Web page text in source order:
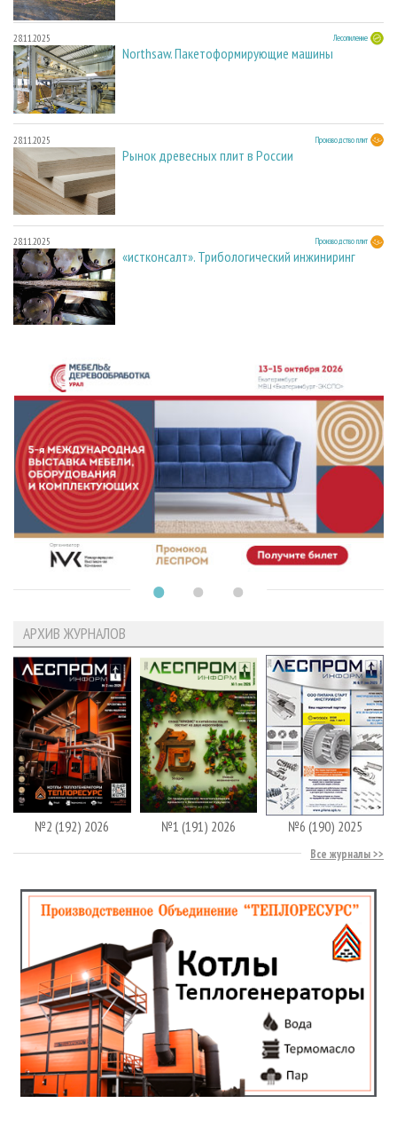
28.11.2025 Лесопиление
Northsaw. Пакетоформирующие машины
28.11.2025 Производство плит
Рынок древесных плит в России
28.11.2025 Производство плит
«истконсалт». Трибологический инжиниринг
АРХИВ ЖУРНАЛОВ
№2 (192) 2026 №1 (191) 2026 №6 (190) 2025
Все журналы